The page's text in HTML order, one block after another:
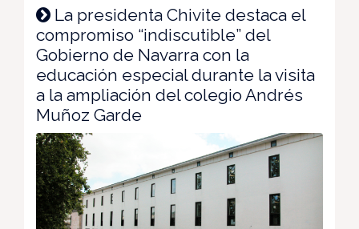
La presidenta Chivite destaca el
compromiso “indiscutible” del
Gobierno de Navarra con la
educación especial durante la visita
a la ampliación del colegio Andrés
Muñoz Garde